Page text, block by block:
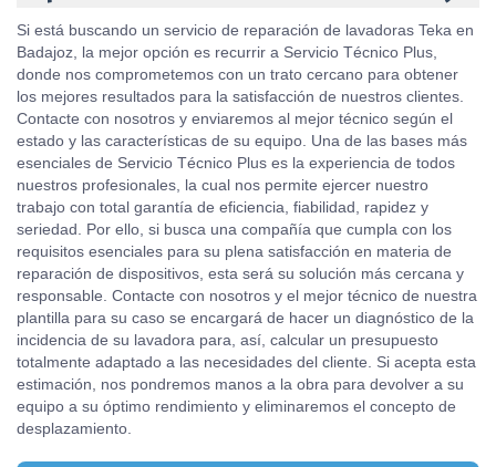
Si está buscando un servicio de reparación de lavadoras Teka en
Badajoz, la mejor opción es recurrir a Servicio Técnico Plus,
donde nos comprometemos con un trato cercano para obtener
los mejores resultados para la satisfacción de nuestros clientes.
Contacte con nosotros y enviaremos al mejor técnico según el
estado y las características de su equipo. Una de las bases más
esenciales de Servicio Técnico Plus es la experiencia de todos
nuestros profesionales, la cual nos permite ejercer nuestro
trabajo con total garantía de eficiencia, fiabilidad, rapidez y
seriedad. Por ello, si busca una compañía que cumpla con los
requisitos esenciales para su plena satisfacción en materia de
reparación de dispositivos, esta será su solución más cercana y
responsable. Contacte con nosotros y el mejor técnico de nuestra
plantilla para su caso se encargará de hacer un diagnóstico de la
incidencia de su lavadora para, así, calcular un presupuesto
totalmente adaptado a las necesidades del cliente. Si acepta esta
estimación, nos pondremos manos a la obra para devolver a su
equipo a su óptimo rendimiento y eliminaremos el concepto de
desplazamiento.